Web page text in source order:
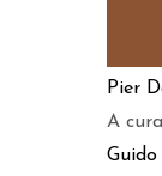
Pier
A
Guido